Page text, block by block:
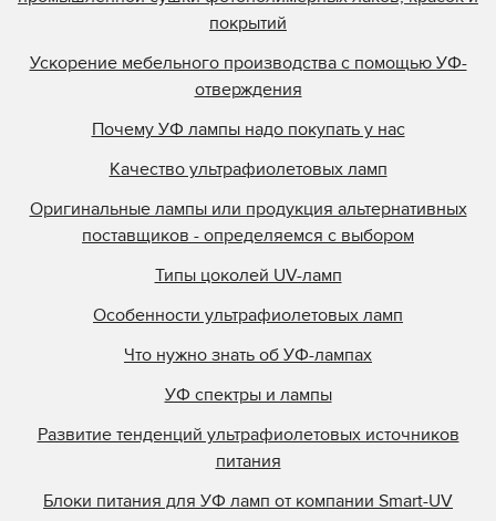
покрытий
Ускорение мебельного производства с помощью УФ-
отверждения
Почему УФ лампы надо покупать у нас
Качество ультрафиолетовых ламп
Оригинальные лампы или продукция альтернативных
поставщиков - определяемся с выбором
Типы цоколей UV-ламп
Особенности ультрафиолетовых ламп
Что нужно знать об УФ-лампах
УФ спектры и лампы
Развитие тенденций ультрафиолетовых источников
питания
Блоки питания для УФ ламп от компании Smart-UV